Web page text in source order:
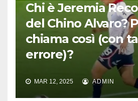
Chi è Jeremia
del Chino Alvaro?
chiama così (con
errore)?
MAR 12, 2025 ADMIN